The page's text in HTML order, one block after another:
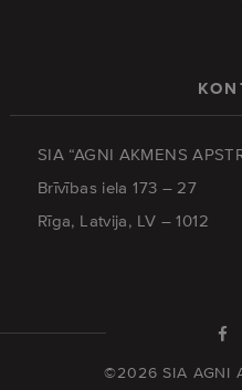
SIA “AGNI AKMENS
Brīvības iela 173 – 27
Rīga, Latvija, LV – 1012
©2026 SIA AGNI